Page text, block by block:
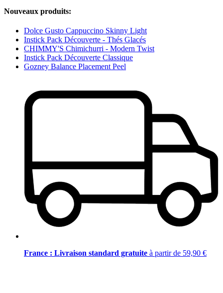
Nouveaux produits:
Dolce Gusto Cappuccino Skinny Light
Instick Pack Découverte - Thés Glacés
CHIMMY'S Chimichurri - Modern Twist
Instick Pack Découverte Classique
Gozney Balance Placement Peel
France : Livraison standard gratuite à partir de 59,90 €